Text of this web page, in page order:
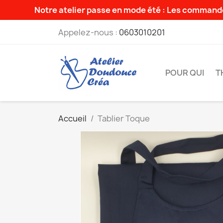
Notre atelier passe en mode été : Les
Appelez-nous : 0603010201
POUR QUI
Accueil Tablier Toque